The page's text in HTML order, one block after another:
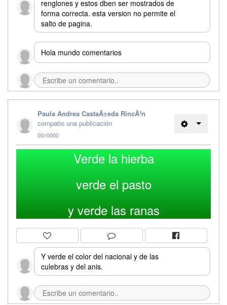
renglones y estos dben ser mostrados de
forma correcta. esta version no permite el
salto de pagina.
Hola mundo comentarios
Paula Andrea CastaÃ±eda RincÃ³n
compatio una publicación
00//0000
Verde la hierba
verde el pasto
y verde las ranas
Y verde el color del nacional y de las
culebras y del anis.